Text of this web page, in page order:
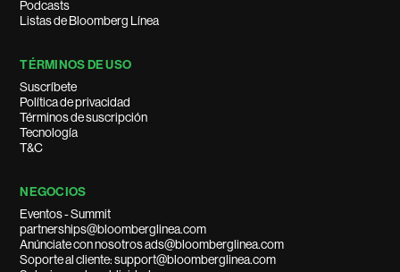
Podcasts
Listas de Bloomberg Línea
TÉRMINOS DE USO
Suscríbete
Política de privacidad
Términos de suscripción
Tecnología
T&C
NEGOCIOS
Eventos - Summit
partnerships@bloomberglinea.com
Anúnciate con nosotros ads@bloomberglinea.com
Soporte al cliente: support@bloomberglinea.com